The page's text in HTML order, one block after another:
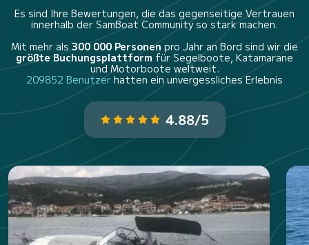
Es sind Ihre Bewertungen, die das gegenseitige Vertrauen
innerhalb der SamBoat Community so stark machen.
Mit mehr als 300 000 Personen pro Jahr an Bord sind wir die
größte Buchungsplattform für Segelboote, Katamarane
und Motorboote weltweit.
209852 Benutzer hatten ein unvergessliches Erlebnis
4.88/5